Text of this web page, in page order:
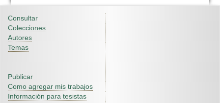
Consultar
Colecciones
Autores
Temas
Publicar
Como agregar mis trabajos
Información para tesistas